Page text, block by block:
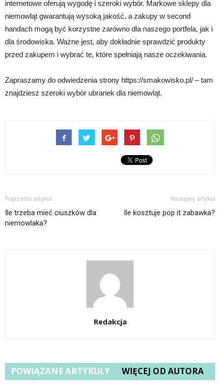
internetowe oferują wygodę i szeroki wybór. Markowe sklepy dla
niemowląt gwarantują wysoką jakość, a zakupy w second
handach mogą być korzystne zarówno dla naszego portfela, jak i
dla środowiska. Ważne jest, aby dokładnie sprawdzić produkty
przed zakupem i wybrać te, które spełniają nasze oczekiwania.
Zapraszamy do odwiedzenia strony https://smakowisko.pl/ – tam
znajdziesz szeroki wybór ubranek dla niemowląt.
Poprzedni artykuł
Ile trzeba mieć ciuszków dla
niemowlaka?
Następny artykuł
Ile kosztuje pop it zabawka?
Redakcja
POWIĄZANE ARTYKUŁY WIĘCEJ OD AUTORA